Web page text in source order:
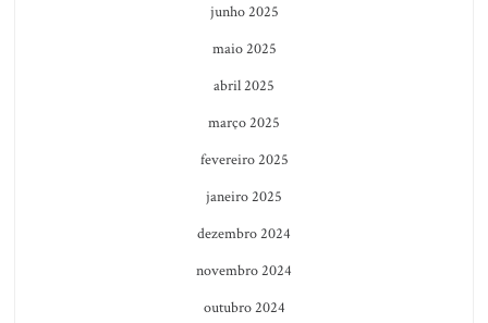
junho 2025
maio 2025
abril 2025
março 2025
fevereiro 2025
janeiro 2025
dezembro 2024
novembro 2024
outubro 2024